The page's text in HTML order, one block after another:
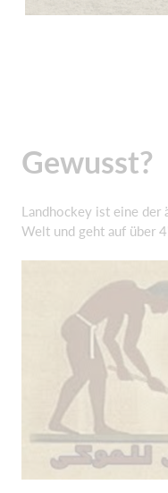
Gewusst?
Landhockey ist eine der
Welt und geht auf über